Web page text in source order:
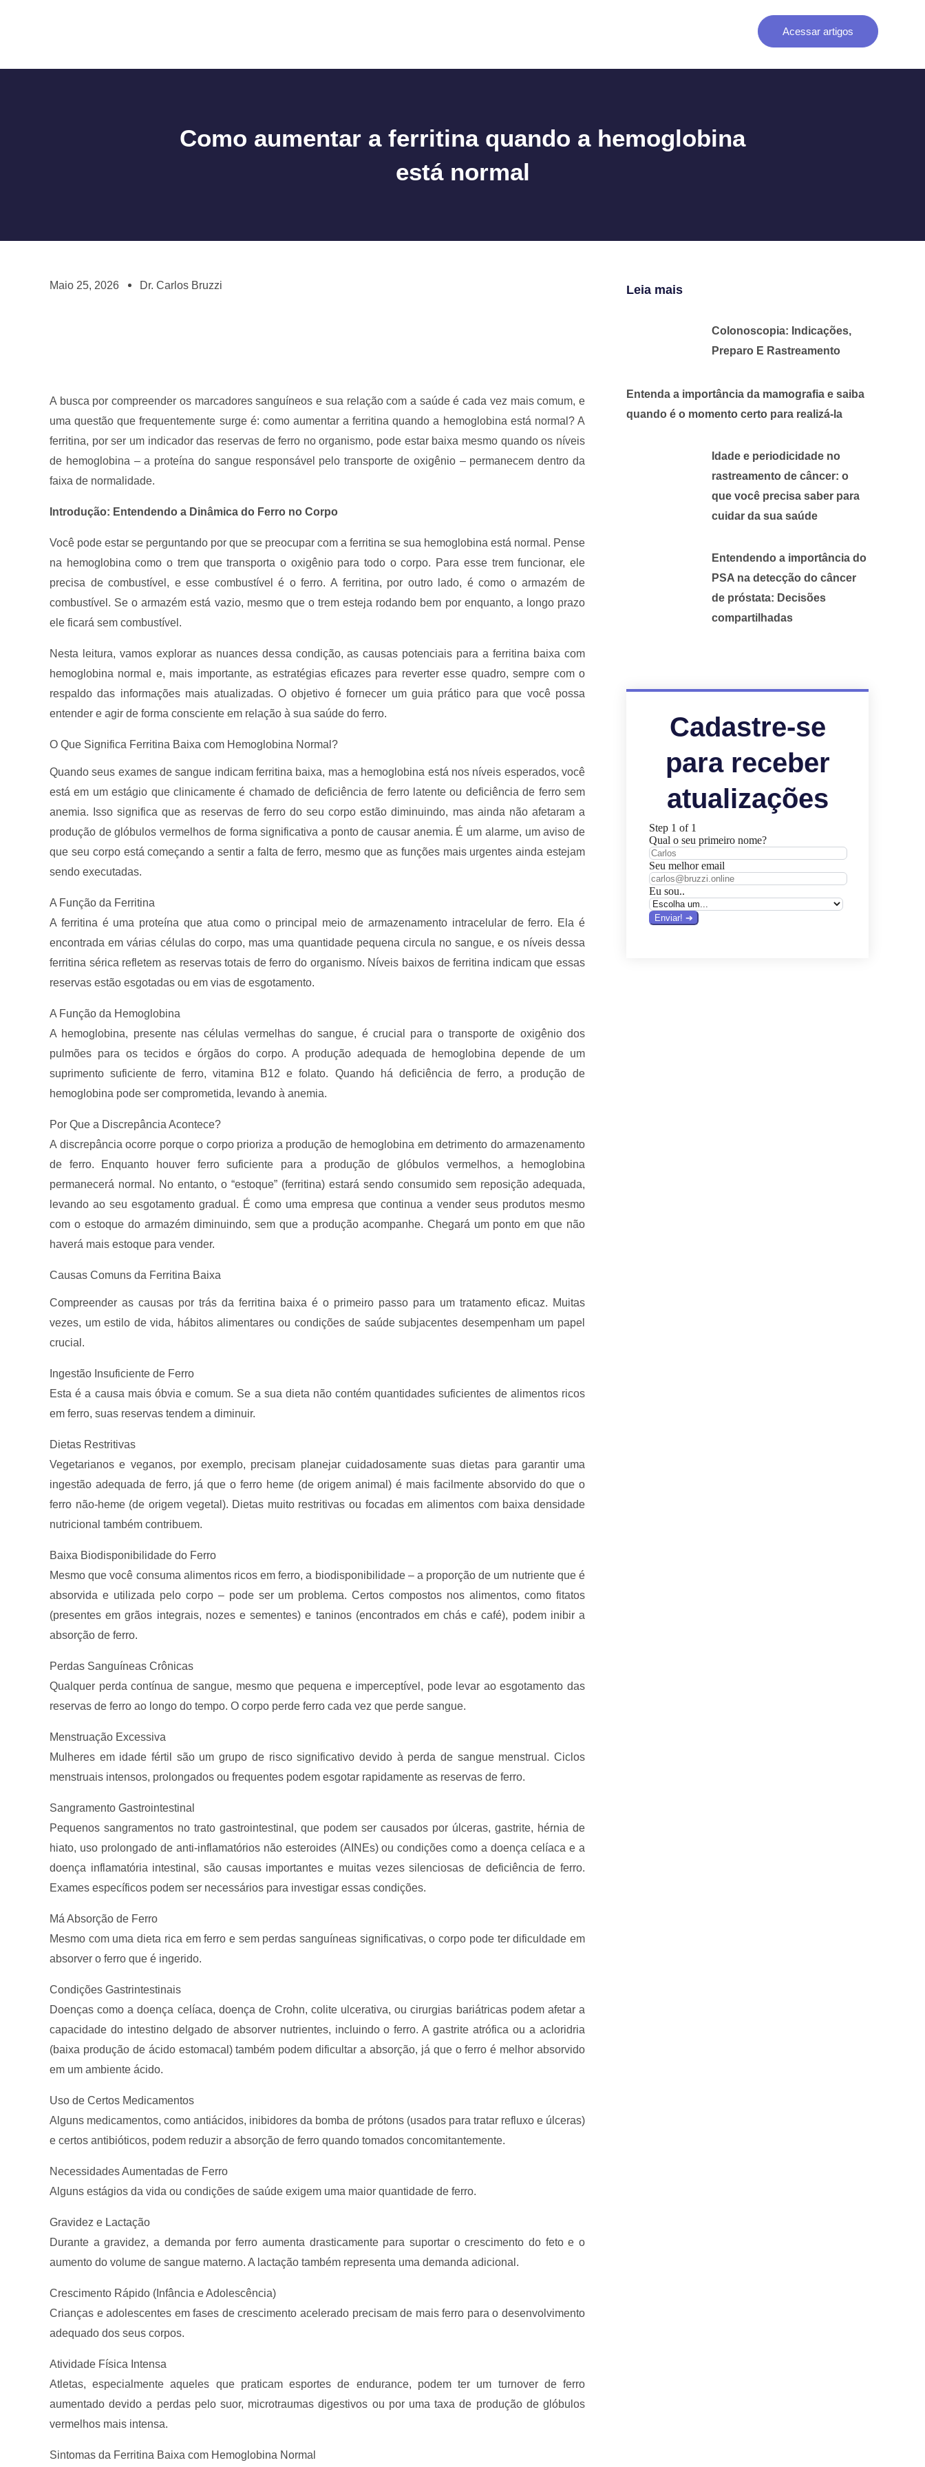
para
Acessar artigos
Como aumentar a ferritina quando a hemoglobina
está normal
Maio 25, 2026 Dr. Carlos Bruzzi
A busca por compreender os marcadores sanguíneos e sua relação com a saúde é cada vez mais comum, e
uma questão que frequentemente surge é: como aumentar a ferritina quando a hemoglobina está normal? A
ferritina, por ser um indicador das reservas de ferro no organismo, pode estar baixa mesmo quando os níveis
de hemoglobina – a proteína do sangue responsável pelo transporte de oxigênio – permanecem dentro da
faixa de normalidade.
Introdução: Entendendo a Dinâmica do Ferro no Corpo
Você pode estar se perguntando por que se preocupar com a ferritina se sua hemoglobina está normal. Pense
na hemoglobina como o trem que transporta o oxigênio para todo o corpo. Para esse trem funcionar, ele
precisa de combustível, e esse combustível é o ferro. A ferritina, por outro lado, é como o armazém de
combustível. Se o armazém está vazio, mesmo que o trem esteja rodando bem por enquanto, a longo prazo
ele ficará sem combustível.
Nesta leitura, vamos explorar as nuances dessa condição, as causas potenciais para a ferritina baixa com
hemoglobina normal e, mais importante, as estratégias eficazes para reverter esse quadro, sempre com o
respaldo das informações mais atualizadas. O objetivo é fornecer um guia prático para que você possa
entender e agir de forma consciente em relação à sua saúde do ferro.
O Que Significa Ferritina Baixa com Hemoglobina Normal?
Quando seus exames de sangue indicam ferritina baixa, mas a hemoglobina está nos níveis esperados, você
está em um estágio que clinicamente é chamado de deficiência de ferro latente ou deficiência de ferro sem
anemia. Isso significa que as reservas de ferro do seu corpo estão diminuindo, mas ainda não afetaram a
produção de glóbulos vermelhos de forma significativa a ponto de causar anemia. É um alarme, um aviso de
que seu corpo está começando a sentir a falta de ferro, mesmo que as funções mais urgentes ainda estejam
sendo executadas.
A Função da Ferritina
A ferritina é uma proteína que atua como o principal meio de armazenamento intracelular de ferro. Ela é
encontrada em várias células do corpo, mas uma quantidade pequena circula no sangue, e os níveis dessa
ferritina sérica refletem as reservas totais de ferro do organismo. Níveis baixos de ferritina indicam que essas
reservas estão esgotadas ou em vias de esgotamento.
A Função da Hemoglobina
A hemoglobina, presente nas células vermelhas do sangue, é crucial para o transporte de oxigênio dos
pulmões para os tecidos e órgãos do corpo. A produção adequada de hemoglobina depende de um
suprimento suficiente de ferro, vitamina B12 e folato. Quando há deficiência de ferro, a produção de
hemoglobina pode ser comprometida, levando à anemia.
Por Que a Discrepância Acontece?
A discrepância ocorre porque o corpo prioriza a produção de hemoglobina em detrimento do armazenamento
de ferro. Enquanto houver ferro suficiente para a produção de glóbulos vermelhos, a hemoglobina
permanecerá normal. No entanto, o “estoque” (ferritina) estará sendo consumido sem reposição adequada,
levando ao seu esgotamento gradual. É como uma empresa que continua a vender seus produtos mesmo
com o estoque do armazém diminuindo, sem que a produção acompanhe. Chegará um ponto em que não
haverá mais estoque para vender.
Causas Comuns da Ferritina Baixa
Compreender as causas por trás da ferritina baixa é o primeiro passo para um tratamento eficaz. Muitas
vezes, um estilo de vida, hábitos alimentares ou condições de saúde subjacentes desempenham um papel
crucial.
Ingestão Insuficiente de Ferro
Esta é a causa mais óbvia e comum. Se a sua dieta não contém quantidades suficientes de alimentos ricos
em ferro, suas reservas tendem a diminuir.
Dietas Restritivas
Vegetarianos e veganos, por exemplo, precisam planejar cuidadosamente suas dietas para garantir uma
ingestão adequada de ferro, já que o ferro heme (de origem animal) é mais facilmente absorvido do que o
ferro não-heme (de origem vegetal). Dietas muito restritivas ou focadas em alimentos com baixa densidade
nutricional também contribuem.
Baixa Biodisponibilidade do Ferro
Mesmo que você consuma alimentos ricos em ferro, a biodisponibilidade – a proporção de um nutriente que é
absorvida e utilizada pelo corpo – pode ser um problema. Certos compostos nos alimentos, como fitatos
(presentes em grãos integrais, nozes e sementes) e taninos (encontrados em chás e café), podem inibir a
absorção de ferro.
Perdas Sanguíneas Crônicas
Qualquer perda contínua de sangue, mesmo que pequena e imperceptível, pode levar ao esgotamento das
reservas de ferro ao longo do tempo. O corpo perde ferro cada vez que perde sangue.
Menstruação Excessiva
Mulheres em idade fértil são um grupo de risco significativo devido à perda de sangue menstrual. Ciclos
menstruais intensos, prolongados ou frequentes podem esgotar rapidamente as reservas de ferro.
Sangramento Gastrointestinal
Pequenos sangramentos no trato gastrointestinal, que podem ser causados por úlceras, gastrite, hérnia de
hiato, uso prolongado de anti-inflamatórios não esteroides (AINEs) ou condições como a doença celíaca e a
doença inflamatória intestinal, são causas importantes e muitas vezes silenciosas de deficiência de ferro.
Exames específicos podem ser necessários para investigar essas condições.
Má Absorção de Ferro
Mesmo com uma dieta rica em ferro e sem perdas sanguíneas significativas, o corpo pode ter dificuldade em
absorver o ferro que é ingerido.
Condições Gastrintestinais
Doenças como a doença celíaca, doença de Crohn, colite ulcerativa, ou cirurgias bariátricas podem afetar a
capacidade do intestino delgado de absorver nutrientes, incluindo o ferro. A gastrite atrófica ou a acloridria
(baixa produção de ácido estomacal) também podem dificultar a absorção, já que o ferro é melhor absorvido
em um ambiente ácido.
Uso de Certos Medicamentos
Alguns medicamentos, como antiácidos, inibidores da bomba de prótons (usados para tratar refluxo e úlceras)
e certos antibióticos, podem reduzir a absorção de ferro quando tomados concomitantemente.
Necessidades Aumentadas de Ferro
Alguns estágios da vida ou condições de saúde exigem uma maior quantidade de ferro.
Gravidez e Lactação
Durante a gravidez, a demanda por ferro aumenta drasticamente para suportar o crescimento do feto e o
aumento do volume de sangue materno. A lactação também representa uma demanda adicional.
Crescimento Rápido (Infância e Adolescência)
Crianças e adolescentes em fases de crescimento acelerado precisam de mais ferro para o desenvolvimento
adequado dos seus corpos.
Atividade Física Intensa
Atletas, especialmente aqueles que praticam esportes de endurance, podem ter um turnover de ferro
aumentado devido a perdas pelo suor, microtraumas digestivos ou por uma taxa de produção de glóbulos
vermelhos mais intensa.
Sintomas da Ferritina Baixa com Hemoglobina Normal
Leia mais
Colonoscopia: Indicações,
Preparo E Rastreamento
Entenda a importância da mamografia e saiba
quando é o momento certo para realizá-la
Idade e periodicidade no
rastreamento de câncer: o
que você precisa saber para
cuidar da sua saúde
Entendendo a importância do
PSA na detecção do câncer
de próstata: Decisões
compartilhadas
Cadastre-se
para receber
atualizações